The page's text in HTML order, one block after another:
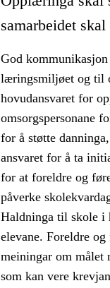
samarbeidet
God
læringsmiljøet og til
hovudansvaret for
omsorgspersonane
for å støtte
ansvaret for å ta
for at foreldre og
påverke
Haldninga til skole i
elevane. Foreldre
meiningar om målet
som kan vere